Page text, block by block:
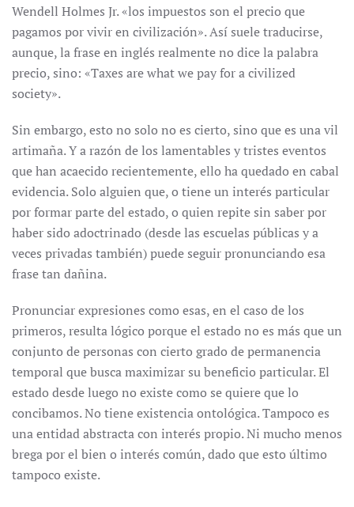
Wendell Holmes Jr. «los impuestos son el precio que
pagamos por vivir en civilización». Así suele traducirse,
aunque, la frase en inglés realmente no dice la palabra
precio, sino: «Taxes are what we pay for a civilized
society».
Sin embargo, esto no solo no es cierto, sino que es una vil
artimaña. Y a razón de los lamentables y tristes eventos
que han acaecido recientemente, ello ha quedado en cabal
evidencia. Solo alguien que, o tiene un interés particular
por formar parte del estado, o quien repite sin saber por
haber sido adoctrinado (desde las escuelas públicas y a
veces privadas también) puede seguir pronunciando esa
frase tan dañina.
Pronunciar expresiones como esas, en el caso de los
primeros, resulta lógico porque el estado no es más que un
conjunto de personas con cierto grado de permanencia
temporal que busca maximizar su beneficio particular. El
estado desde luego no existe como se quiere que lo
concibamos. No tiene existencia ontológica. Tampoco es
una entidad abstracta con interés propio. Ni mucho menos
brega por el bien o interés común, dado que esto último
tampoco existe.